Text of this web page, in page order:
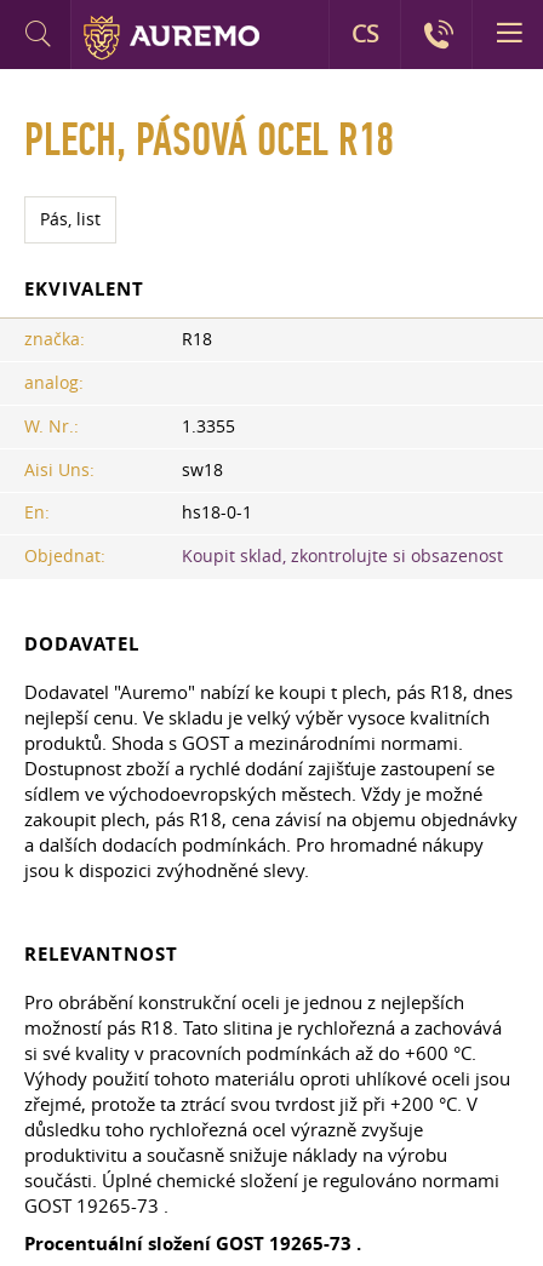
PLECH, PÁSOVÁ OCEL R18
Pás, list
EKVIVALENT
značka:
R18
analog:
W. Nr.:
1.3355
Aisi Uns:
sw18
En:
hs18-0-1
Objednat:
Koupit sklad, zkontrolujte si obsazenost
DODAVATEL
Dodavatel "Auremo" nabízí ke koupi t plech, pás R18, dnes
nejlepší cenu. Ve skladu je velký výběr vysoce kvalitních
produktů. Shoda s GOST a mezinárodními normami.
Dostupnost zboží a rychlé dodání zajišťuje zastoupení se
sídlem ve východoevropských městech. Vždy je možné
zakoupit plech, pás R18, cena závisí na objemu objednávky
a dalších dodacích podmínkách. Pro hromadné nákupy
jsou k dispozici zvýhodněné slevy.
RELEVANTNOST
Pro obrábění konstrukční oceli je jednou z nejlepších
možností pás R18. Tato slitina je rychlořezná a zachovává
si své kvality v pracovních podmínkách až do +600 °C.
Výhody použití tohoto materiálu oproti uhlíkové oceli jsou
zřejmé, protože ta ztrácí svou tvrdost již při +200 °C. V
důsledku toho rychlořezná ocel výrazně zvyšuje
produktivitu a současně snižuje náklady na výrobu
součásti. Úplné chemické složení je regulováno normami
GOST 19265-73 .
Procentuální složení GOST 19265-73 .
CS